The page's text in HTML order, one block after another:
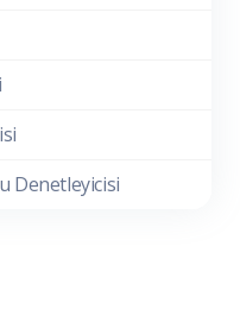
Denetleyicisi